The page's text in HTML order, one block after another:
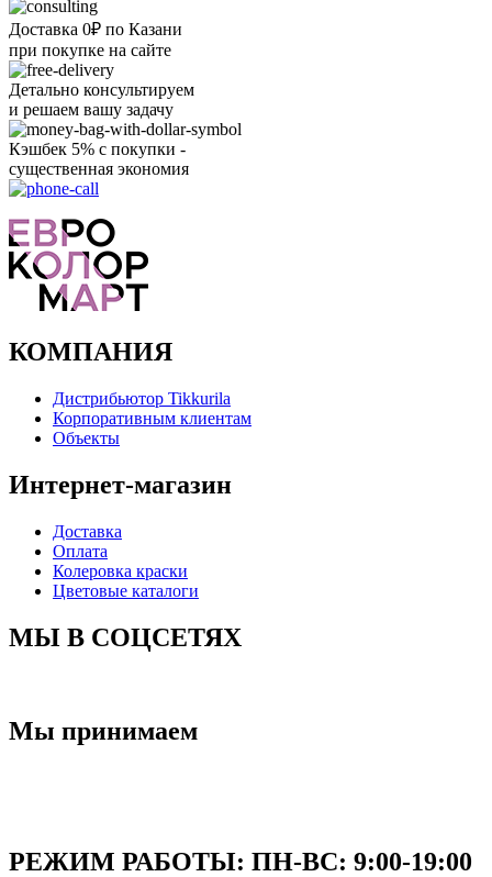
Доставка 0₽ по Казани
при покупке на сайте
Детально консультируем
и решаем вашу задачу
Кэшбек 5% с покупки -
существенная экономия
КОМПАНИЯ
Дистрибьютор Tikkurila
Корпоративным клиентам
Объекты
Интернет-магазин
Доставка
Оплата
Колеровка краски
Цветовые каталоги
МЫ В СОЦСЕТЯХ
Мы принимаем
РЕЖИМ РАБОТЫ: ПН-ВC: 9:00-19:00